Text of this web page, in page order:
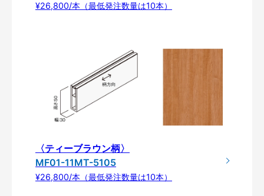
¥26,800/本（最低発注数量は10本）
〈ティーブラウン柄〉
MF01-11MT-5105
¥26,800/本（最低発注数量は10本）